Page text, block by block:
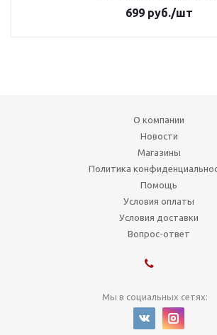
699 руб./шт
О компании
Новости
Магазины
Политика
Помощь
Условия оплаты
Условия доставки
Вопрос-ответ
Мы в социальных сетях: